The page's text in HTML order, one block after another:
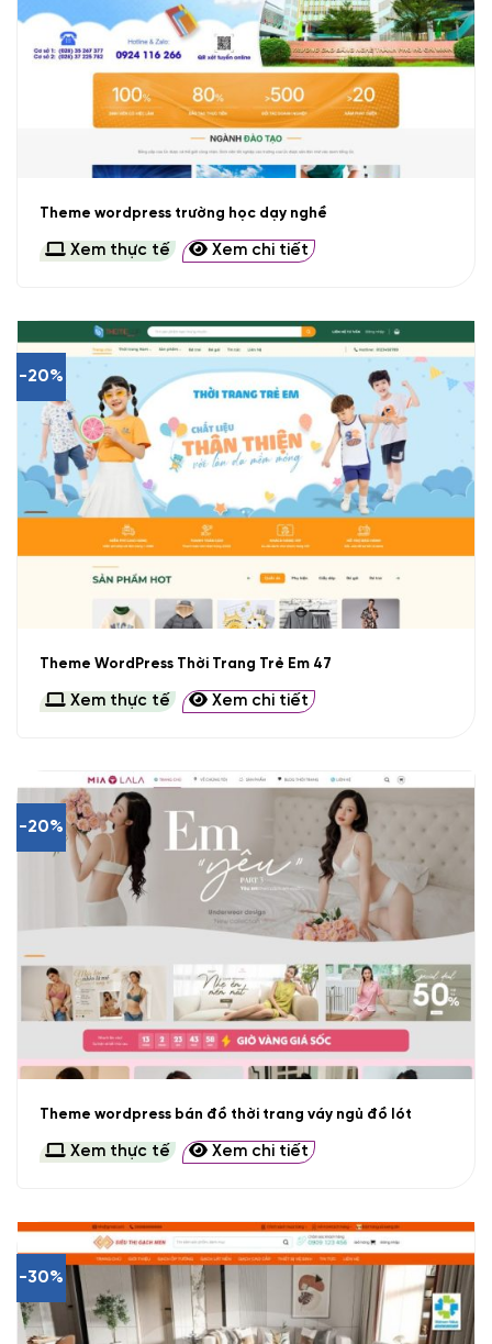
Theme wordpress trường học dạy nghề
Xem thực tế Xem chi tiết
-20%
Theme WordPress Thời Trang Trẻ Em 47
Xem thực tế Xem chi tiết
-20%
Theme wordpress bán đồ thời trang váy ngủ đồ lót
Xem thực tế Xem chi tiết
-30%